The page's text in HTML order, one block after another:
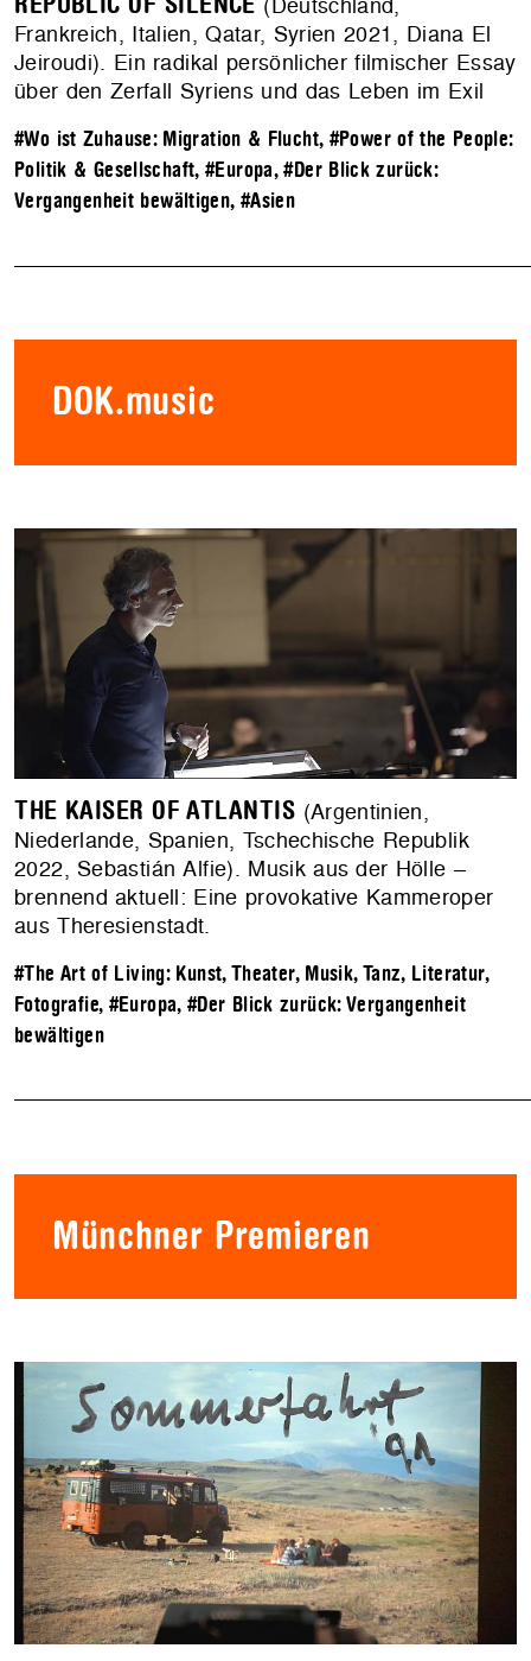
Frankreich, Italien, Qatar, Syrien 2021, Diana El
Jeiroudi). Ein radikal persönlicher filmischer Essay
über den Zerfall Syriens und das Leben im Exil
#Wo ist Zuhause: Migration & Flucht, #Power of the People:
Politik & Gesellschaft,#Europa,#Der Blick zurück:
Vergangenheit bewältigen, #Asien
DOK.music
THE KAISER OF ATLANTIS (Argentinien,
Niederlande, Spanien, Tschechische Republik
2022, Sebastián Alfie). Musik aus der Hölle –
brennend aktuell: Eine provokative Kammeroper
aus Theresienstadt.
#The Art of Living: Kunst, Theater, Musik, Tanz, Literatur,
Fotografie, #Europa, #Der Blick zurück: Vergangenheit
bewältigen
Münchner Premieren